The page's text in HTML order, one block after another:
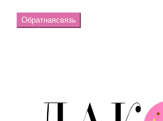
Обратнаясвязь